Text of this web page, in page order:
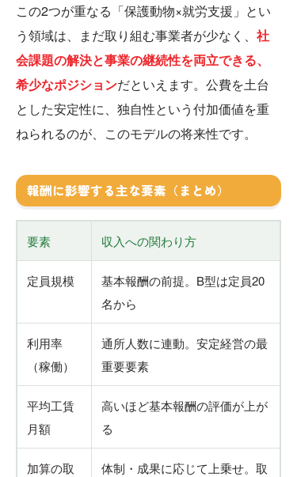
この2つが重なる「保護動物×就労支援」とい
う領域は、まだ取り組む事業者が少なく、 社
会課題の解決と事業の継続性を両立できる、
希少なポジションだといえます。公費を土台
とした安定性に、独自性という付加価値を重
ねられるのが、このモデルの将来性です。
報酬に影響する主な要素（まとめ）
要素 収入への関わり方
定員規模
基本報酬の前提。B型は定員20
名から
利用率
（稼働）
通所人数に連動。安定経営の最
重要要素
平均工賃
月額
高いほど基本報酬の評価が上が
る
加算の取
体制・成果に応じて上乗せ。取